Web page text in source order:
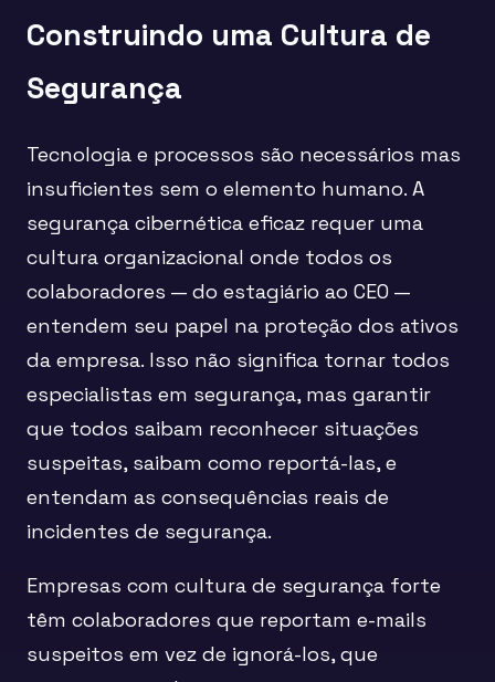
Construindo uma Cultura de
Segurança
Tecnologia e processos são necessários mas
insuficientes sem o elemento humano. A
segurança cibernética eficaz requer uma
cultura organizacional onde todos os
colaboradores — do estagiário ao CEO —
entendem seu papel na proteção dos ativos
da empresa. Isso não significa tornar todos
especialistas em segurança, mas garantir
que todos saibam reconhecer situações
suspeitas, saibam como reportá-las, e
entendam as consequências reais de
incidentes de segurança.
Empresas com cultura de segurança forte
têm colaboradores que reportam e-mails
suspeitos em vez de ignorá-los, que